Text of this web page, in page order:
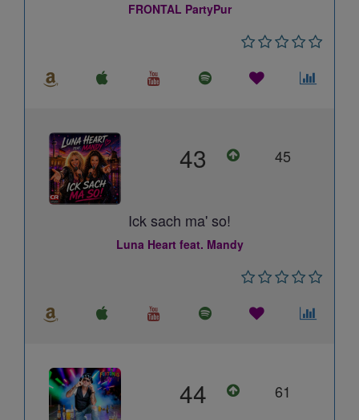
FRONTAL PartyPur
43 45
Ick sach ma' so!
Luna Heart feat. Mandy
44 61